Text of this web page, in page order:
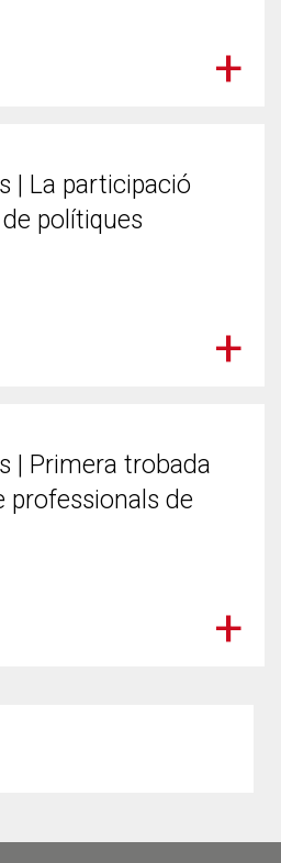
| La participació
polítiques
| Primera trobada
professionals de